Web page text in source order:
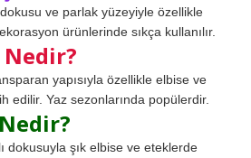
ve parlak yüzeyiyle özellikle
ürünlerinde sıkça kullanılır.
yapısıyla özellikle elbise ve
edilir. Yaz sezonlarında popülerdir.
dokusuyla şık elbise ve eteklerde